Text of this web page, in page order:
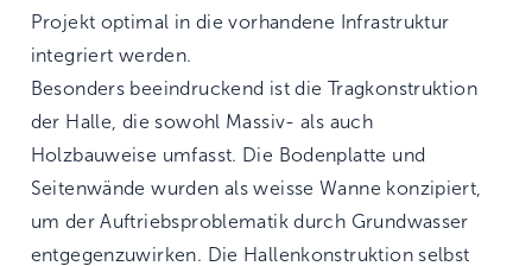
Projekt optimal in die vorhandene Infrastruktur
integriert werden.
Besonders beeindruckend ist die Tragkonstruktion
der Halle, die sowohl Massiv- als auch
Holzbauweise umfasst. Die Bodenplatte und
Seitenwände wurden als weisse Wanne konzipiert,
um der Auftriebsproblematik durch Grundwasser
entgegenzuwirken. Die Hallenkonstruktion selbst